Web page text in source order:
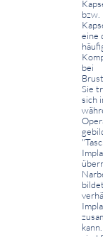
bzw.
eine
bei
Sie
sich